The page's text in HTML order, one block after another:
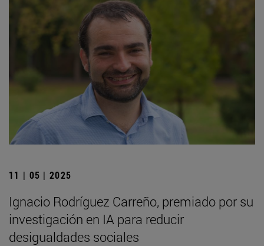
11 | 05 | 2025
Ignacio Rodríguez Carreño, premiado por su
investigación en IA para reducir
desigualdades sociales